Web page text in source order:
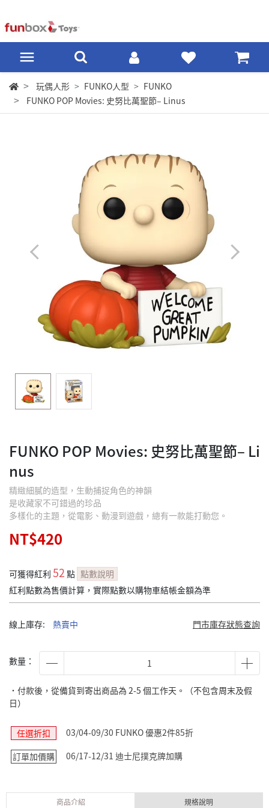
玩偶人形 FUNKO人型
FUNKO
FUNKO POP Movies: 史努比萬聖節– Linus
FUNKO POP Movies: 史努比萬聖節– Li
nus
精緻細膩的造型，生動捕捉角色的神韻
是收藏家不可錯過的珍品
多樣化的主題，從電影、動漫到遊戲，總有一款能打動您。
NT$420
可獲得紅利 52 點 點數說明
紅利點數為售價計算，實際點數以購物車結帳金額為準
線上庫存: 熱賣中 門市庫存狀態查詢
數量：
˙付款後，從備貨到寄出商品為 2-5 個工作天。（不包含周末及假
日）
任選折扣
03/04-09/30 FUNKO 優惠2件85折
訂單加價購
06/17-12/31 迪士尼撲克牌加購
商品介紹 規格說明